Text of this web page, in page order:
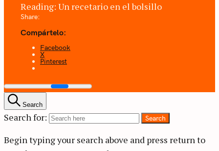
Reading: Un recetario en el bolsillo
Share:
Compártelo:
Facebook
X
Pinterest
Search
Search for: Search
Begin typing your search above and press return to